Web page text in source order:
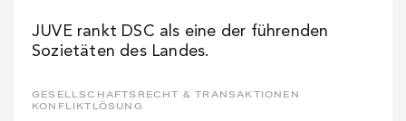
JUVE rankt DSC als eine der führenden
Sozietäten des Landes.
GESELLSCHAFTSRECHT & TRANSAKTIONEN
KONFLIKTLÖSUNG